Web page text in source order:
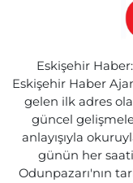
Eskişehir
Eskişehir Haber
gelen ilk adres
güncel
anlayışıyla
günün her saati
Odunpazarı'nın